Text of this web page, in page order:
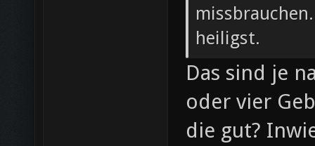
heiligst.
Das sind je
oder vier
die gut?